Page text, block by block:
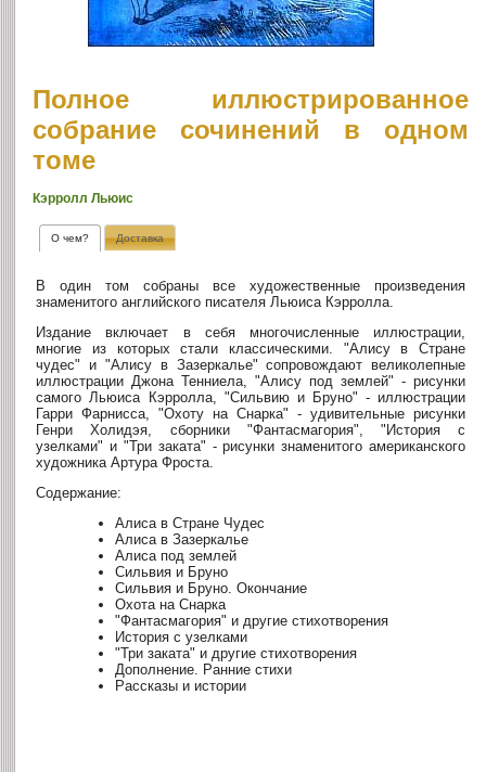
Полное иллюстрированное
собрание сочинений в одном
томе
Кэрролл Льюис
О чем? Доставка
В один том собраны все художественные произведения
знаменитого английского писателя Льюиса Кэрролла.
Издание включает в себя многочисленные иллюстрации,
многие из которых стали классическими. "Алису в Стране
чудес" и "Алису в Зазеркалье" сопровождают великолепные
иллюстрации Джона Тенниела, "Алису под землей" - рисунки
самого Льюиса Кэрролла, "Сильвию и Бруно" - иллюстрации
Гарри Фарнисса, "Охоту на Снарка" - удивительные рисунки
Генри Холидэя, сборники "Фантасмагория", "История с
узелками" и "Три заката" - рисунки знаменитого американского
художника Артура Фроста.
Содержание:
Алиса в Стране Чудес
Алиса в Зазеркалье
Алиса под землей
Сильвия и Бруно
Сильвия и Бруно. Окончание
Охота на Снарка
"Фантасмагория" и другие стихотворения
История с узелками
"Три заката" и другие стихотворения
Дополнение. Ранние стихи
Рассказы и истории